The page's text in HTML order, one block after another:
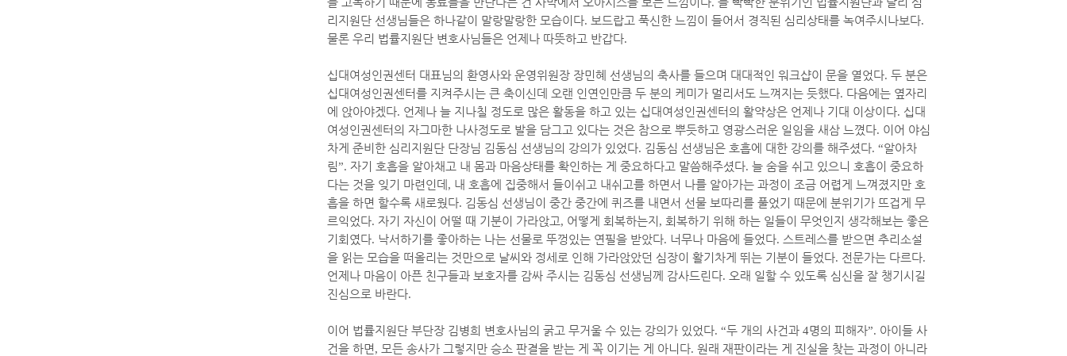
리지원단 선생님들은 하나같이 말랑말랑한 모습이다. 보드랍고 푹신한 느낌이 들어서 경직된 심리상태를 녹여주시나보다.
물론 우리 법률지원단 변호사님들은 언제나 따뜻하고 반갑다.
십대여성인권센터 대표님의 환영사와 운영위원장 장민혜 선생님의 축사를 들으며 대대적인 워크샵이 문을 열었다. 두 분은
십대여성인권센터를 지켜주시는 큰 축이신데 오랜 인연인만큼 두 분의 케미가 멀리서도 느껴지는 듯했다. 다음에는 옆자리
에 앉아야겠다. 언제나 늘 지나칠 정도로 많은 활동을 하고 있는 십대여성인권센터의 활약상은 언제나 기대 이상이다. 십대
여성인권센터의 자그마한 나사정도로 발을 담그고 있다는 것은 참으로 뿌듯하고 영광스러운 일임을 새삼 느꼈다. 이어 야심
차게 준비한 심리지원단 단장님 김동심 선생님의 강의가 있었다. 김동심 선생님은 호흡에 대한 강의를 해주셨다. “알아차
림”. 자기 호흡을 알아채고 내 몸과 마음상태를 확인하는 게 중요하다고 말씀해주셨다. 늘 숨을 쉬고 있으니 호흡이 중요하
다는 것을 잊기 마련인데 , 내 호흡에 집중해서 들이쉬고 내쉬고를 하면서 나를 알아가는 과정이 조금 어렵게 느껴졌지만 호
흡을 하면 할수록 새로웠다. 김동심 선생님이 중간 중간에 퀴즈를 내면서 선물 보따리를 풀었기 때문에 분위기가 뜨겁게 무
르익었다. 자기 자신이 어떨 때 기분이 가라앉고, 어떻게 회복하는지 , 회복하기 위해 하는 일들이 무엇인지 생각해보는 좋은
기회였다. 낙서하기를 좋아하는 나는 선물로 뚜껑있는 연필을 받았다. 너무나 마음에 들었다. 스트레스를 받으면 추리소설
을 읽는 모습을 떠올리는 것만으로 날씨와 정세로 인해 가라앉았던 심장이 활기차게 뛰는 기분이 들었다. 전문가는 다르다.
언제나 마음이 아픈 친구들과 보호자를 감싸 주시는 김동심 선생님께 감사드린다. 오래 일할 수 있도록 심신을 잘 챙기시길
진심으로 바란다.
이어 법률지원단 부단장 김병희 변호사님의 굵고 무거울 수 있는 강의가 있었다. “두 개의 사건과 4명의 피해자”. 아이들 사
건을 하면, 모든 송사가 그렇지만 승소 판결을 받는 게 꼭 이기는 게 아니다. 원래 재판이라는 게 진실을 찾는 과정이 아니라